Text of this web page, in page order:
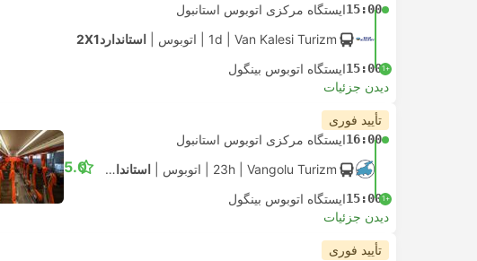
15:00ایستگاه مرکزی اتوبوس استانبول
1d | Van Kalesi Turizm اتوبوس استاندارد2X1
+1
15:00ایستگاه اتوبوس بینگول
دیدن جزئیات
تأیید فوری
16:00ایستگاه مرکزی اتوبوس استانبول
23h | Vangolu Turizm اتوبوس استاندارد2X1
+1
15:00ایستگاه اتوبوس بینگول
5.0
دیدن جزئیات
تأیید فوری